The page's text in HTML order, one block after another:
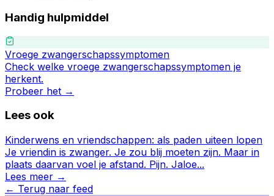
Handig hulpmiddel
Vroege zwangerschapssymptomen
Check welke vroege zwangerschapssymptomen je
herkent.
Probeer het →
Lees ook
Kinderwens en vriendschappen: als paden uiteen lopen
Je vriendin is zwanger. Je zou blij moeten zijn. Maar in
plaats daarvan voel je afstand. Pijn. Jaloe...
Lees meer →
← Terug naar feed